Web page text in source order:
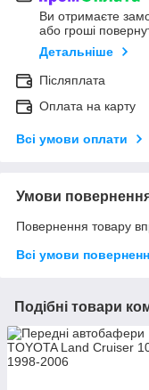
Ви отримаєте
або гроші
Детальніше
Післяплата
Оплата на карту
Всі умови оплати
Умови
Повернення товару
Всі умови
Подібні товари